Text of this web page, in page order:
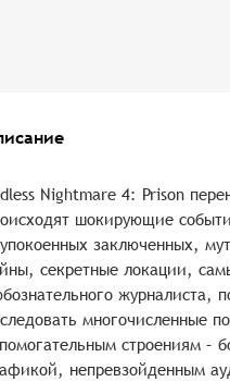
Nightmare 4: Prison
шокирующие
заключенных,
секретные локации,
журналиста,
многочисленные
строениям –
непревзойденным